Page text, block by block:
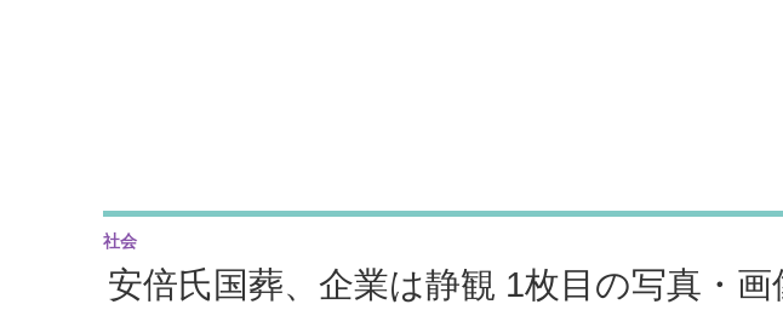
安倍氏国葬、企業は静観 1枚目の写真・画
社会